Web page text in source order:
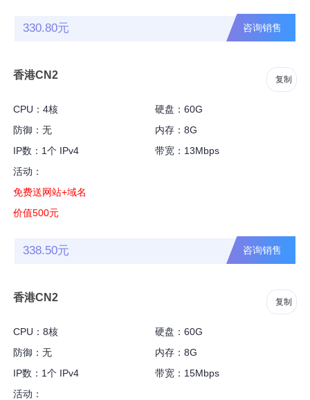
330.80元 咨询销售
香港CN2 复制
CPU：4核
硬盘：60G
防御：无
内存：8G
IP数：1个 IPv4
带宽：13Mbps
活动：
免费送网站+域名
价值500元
338.50元 咨询销售
香港CN2 复制
CPU：8核
硬盘：60G
防御：无
内存：8G
IP数：1个 IPv4
带宽：15Mbps
活动：